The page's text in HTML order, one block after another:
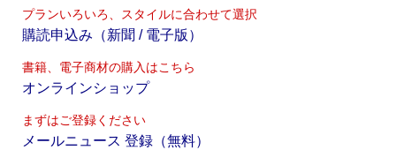
プランいろいろ、スタイルに合わせて選択
購読申込み（新聞 / 電子版）
書籍、電子商材の購入はこちら
オンラインショップ
まずはご登録ください
メールニュース 登録（無料）